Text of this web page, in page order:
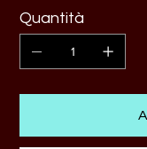
Quantità